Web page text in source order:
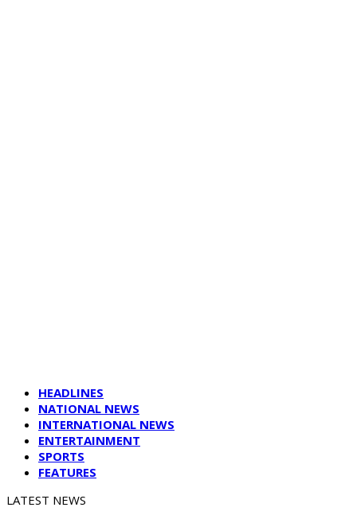
HEADLINES
NATIONAL NEWS
INTERNATIONAL NEWS
ENTERTAINMENT
SPORTS
FEATURES
LATEST NEWS